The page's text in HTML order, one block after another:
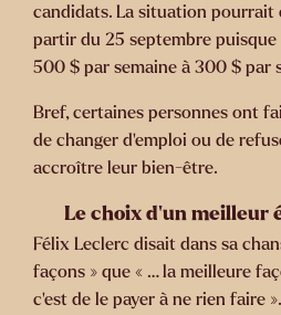
candidats. La situation pourrait
partir du 25 septembre puisque
500 $ par semaine à 300 $ par
Bref, certaines personnes ont
de changer d’emploi ou de
accroître leur bien-être.
Le choix d’un meilleur
Félix Leclerc disait dans sa
façons » que « … la meilleure
c’est de le payer à ne rien faire